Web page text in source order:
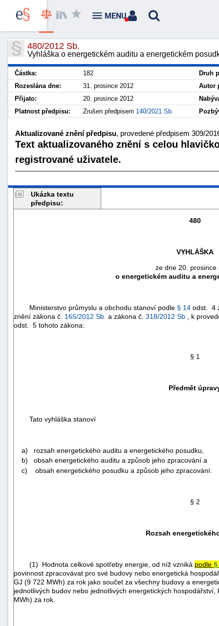
480/2012 Sb.
Vyhláška o energetickém auditu a energetickém
Částka: 182
Druh
Rozeslána dne:
31. prosince 2012
Autor
Přijato:
20. prosince 2012
Platnost předpisu:
Zrušen předpisem 140/2021 Sb.
Aktualizované znění předpisu, provedené předpisem 309/
Text aktualizovaného znění s celou
registrované uživatele.
Ukázka textu
předpisu:
480
VYHLÁŠKA
ze dne 20. prosince
o energetickém auditu a
Ministerstvo průmyslu a obchodu stanoví podle § 14 odst. 4
znění zákona č. 165/2012 Sb. a zákona č. 318/2012 Sb.
, k
odst. 5 tohoto zákona:
§ 1
Předmět
Tato vyhláška stanoví
a) rozsah energetického auditu a energetického posudku,
b) obsah energetického auditu a způsob jeho zpracování a
c) obsah energetického posudku a způsob jeho zpracování.
§ 2
Rozsah
(1) Hodnota celkové spotřeby energie, od níž vzniká podle §
povinnost zpracovávat pro své budovy nebo energetická
GJ (9 722 MWh) za rok jako součet za všechny budovy a
jednotlivých budov nebo jednotlivých energetických
MWh) za rok.
MENU
náhrady